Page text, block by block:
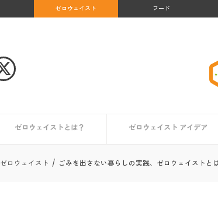
ゼロウェイスト フード
ゼロウェイストとは？
言
ゼロウェイスト アイデア
ゼロウェイスト ごみを出さない暮らしの実践、ゼロウェイストと